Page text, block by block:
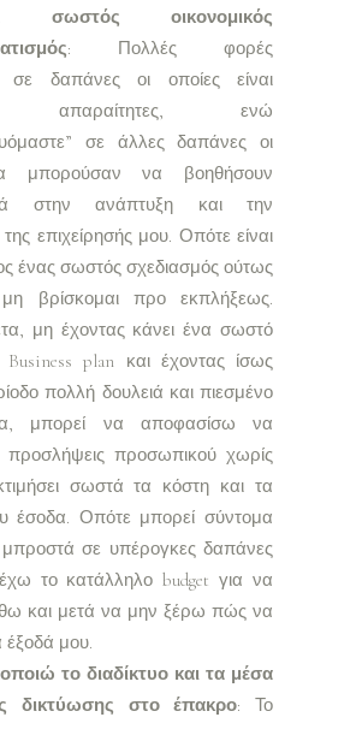
σωστός οικονομικός
: Πολλές φορές
σε δαπάνες οι οποίες είναι
απαραίτητες, ενώ
σε άλλες δαπάνες οι
μπορούσαν να βοηθήσουν
στην ανάπτυξη και την
επιχείρησής μου. Οπότε είναι
ένας σωστός σχεδιασμός ούτως
βρίσκομαι προ εκπλήξεως.
μη έχοντας κάνει ένα σωστό
Business plan και έχοντας ίσως
πολλή δουλειά και πιεσμένο
μπορεί να αποφασίσω να
προσωπικού χωρίς
σωστά τα κόστη και τα
έσοδα. Οπότε μπορεί σύντομα
σε υπέρογκες δαπάνες
το κατάλληλο budget για να
και μετά να μην ξέρω πώς να
μου.
το διαδίκτυο και τα μέσα
δικτύωσης στο έπακρο: Το